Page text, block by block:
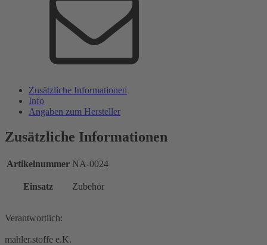
Zusätzliche Informationen
Info
Angaben zum Hersteller
Zusätzliche Informationen
Artikelnummer NA-0024
Einsatz Zubehör
Verantwortlich:
mahler.stoffe e.K.